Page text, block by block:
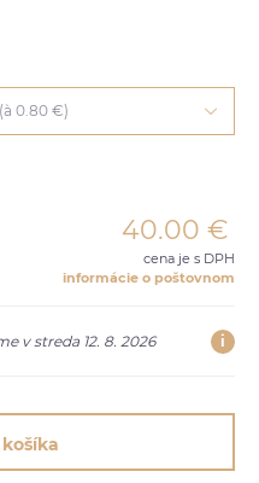
0.80 €)
40.00 €
cena je s DPH
informácie o poštovnom
v streda 12. 8. 2026 i